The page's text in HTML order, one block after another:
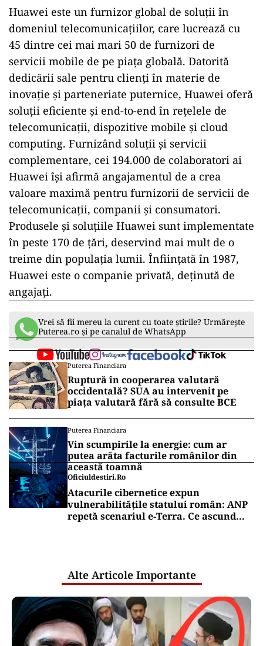
Huawei este un furnizor global de soluții în
domeniul telecomunicațiilor, care lucrează cu
45 dintre cei mai mari 50 de furnizori de
servicii mobile de pe piața globală. Datorită
dedicării sale pentru clienți în materie de
inovație și parteneriate puternice, Huawei oferă
soluții eficiente și end-to-end în rețelele de
telecomunicații, dispozitive mobile și cloud
computing. Furnizând soluții și servicii
complementare, cei 194.000 de colaboratori ai
Huawei își afirmă angajamentul de a crea
valoare maximă pentru furnizorii de servicii de
telecomunicații, companii și consumatori.
Produsele și soluțiile Huawei sunt implementate
în peste 170 de țări, deservind mai mult de o
treime din populația lumii. Înființată în 1987,
Huawei este o companie privată, deținută de
angajați.
Vrei să fii mereu la curent cu toate știrile? Urmărește
Puterea.ro și pe canalul de WhatsApp
Puterea Financiara
Ruptură în cooperarea valutară
occidentală? SUA au intervenit pe
piața valutară fără să consulte BCE
Puterea Financiara
Vin scumpirile la energie: cum ar
putea arăta facturile românilor din
această toamnă
Oficiuldestiri.ro
Atacurile cibernetice expun
vulnerabilitățile statului român: ANP
repetă scenariul e‑Terra. Ce ascund
Alte Articole Importante